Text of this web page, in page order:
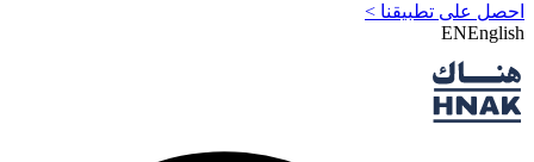
احصل على تطبيقنا >
ENEnglish